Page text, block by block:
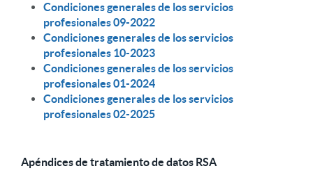
Condiciones generales de los servicios
profesionales 09-2022
Condiciones generales de los servicios
profesionales 10-2023
Condiciones generales de los servicios
profesionales 01-2024
Condiciones generales de los servicios
profesionales 02-2025
Apéndices de tratamiento de datos RSA